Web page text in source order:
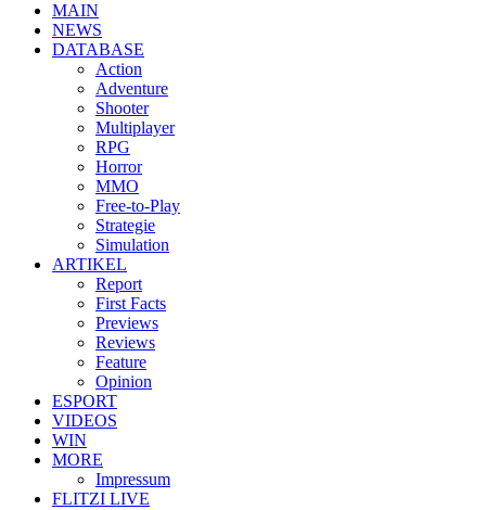
MAIN
NEWS
DATABASE
Action
Adventure
Shooter
Multiplayer
RPG
Horror
MMO
Free-to-Play
Strategie
Simulation
ARTIKEL
Report
First Facts
Previews
Reviews
Feature
Opinion
ESPORT
VIDEOS
WIN
MORE
Impressum
FLITZI LIVE